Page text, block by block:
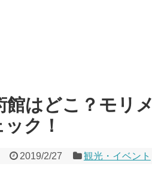
館はどこ？モリメ
ク！
2019/2/27 観光・イベント